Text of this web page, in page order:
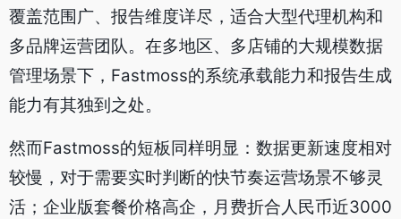
覆盖范围广、报告维度详尽，适合大型代理机构和
多品牌运营团队。在多地区、多店铺的大规模数据
管理场景下，Fastmoss的系统承载能力和报告生成
能力有其独到之处。
然而Fastmoss的短板同样明显：数据更新速度相对
较慢，对于需要实时判断的快节奏运营场景不够灵
活；企业版套餐价格高企，月费折合人民币近3000